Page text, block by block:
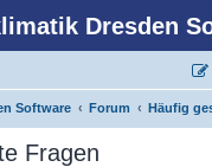
Dresden
Software Forum Häufig
Fragen